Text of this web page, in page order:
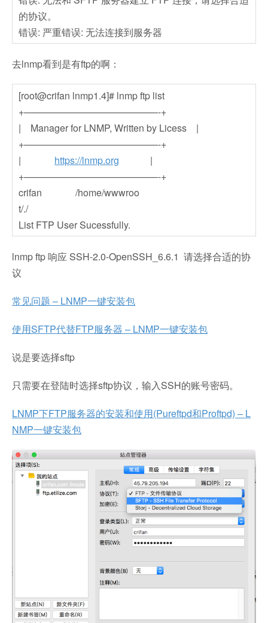
的协议。
错误: 严重错误: 无法连接到服务器
去lnmp看到是有ftp的啊：
[root@crifan lnmp1.4]# lnmp ftp list
+——————————————-+
| Manager for LNMP, Written by Licess |
+——————————————-+
| https://lnmp.org |
+——————————————-+
crifan /home/wwwroo
t/./
List FTP User Sucessfully.
lnmp ftp 响应 SSH-2.0-OpenSSH_6.6.1 请选择合适的协
议
常见问题 – LNMP一键安装包
使用SFTP代替FTP服务器 – LNMP一键安装包
说是要选择sftp
只需要在登陆时选择sftp协议，输入SSH的账号密码。
LNMP下FTP服务器的安装和使用(Pureftpd和Proftpd) – L
NMP一键安装包